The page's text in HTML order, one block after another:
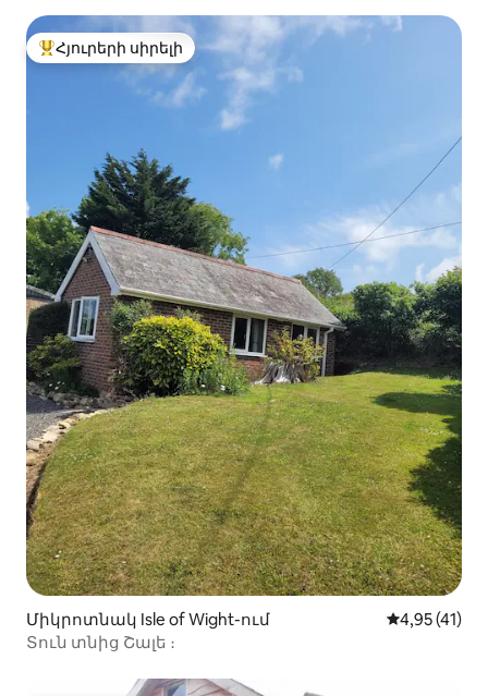
Հյուրերի սիրելի լավագույն տները
Հյուրերի սիրելի
Միկրոտնակ Isle of Wight-ում Միջին
4,95 (41)
Տուն տնից Շալե ։